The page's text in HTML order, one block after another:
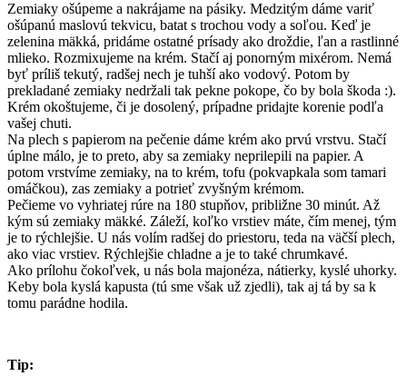
Zemiaky ošúpeme a nakrájame na pásiky. Medzitým dáme variť
ošúpanú maslovú tekvicu, batat s trochou vody a soľou. Keď je
zelenina mäkká, pridáme ostatné prísady ako droždie, ľan a rastlinné
mlieko. Rozmixujeme na krém. Stačí aj ponorným mixérom. Nemá
byť príliš tekutý, radšej nech je tuhší ako vodový. Potom by
prekladané zemiaky nedržali tak pekne pokope, čo by bola škoda :).
Krém okoštujeme, či je dosolený, prípadne pridajte korenie podľa
vašej chuti.
Na plech s papierom na pečenie dáme krém ako prvú vrstvu. Stačí
úplne málo, je to preto, aby sa zemiaky neprilepili na papier. A
potom vrstvíme zemiaky, na to krém, tofu (pokvapkala som tamari
omáčkou), zas zemiaky a potrieť zvyšným krémom.
Pečieme vo vyhriatej rúre na 180 stupňov, približne 30 minút. Až
kým sú zemiaky mäkké. Záleží, koľko vrstiev máte, čím menej, tým
je to rýchlejšie. U nás volím radšej do priestoru, teda na väčší plech,
ako viac vrstiev. Rýchlejšie chladne a je to také chrumkavé.
Ako prílohu čokoľvek, u nás bola majonéza, nátierky, kyslé uhorky.
Keby bola kyslá kapusta (tú sme však už zjedli), tak aj tá by sa k
tomu parádne hodila.
Tip: